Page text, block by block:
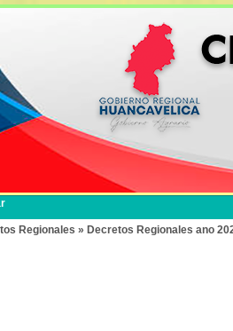
Regionales » Decretos Regionales ano